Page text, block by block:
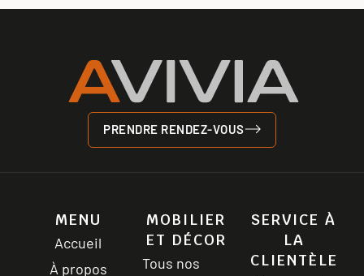
PRENDRE RENDEZ-VOUS
MENU
Accueil
À propos
MOBILIER
ET DÉCOR
Tous nos
SERVICE À
LA
CLIENTÈLE